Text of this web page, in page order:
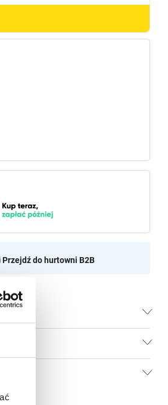
Przejdź do hurtowni B2B